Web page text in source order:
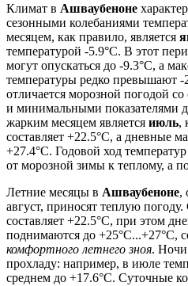
Климат в Ашваубеноне
сезонными колебаниями
месяцем, как правило, является
температурой -5.9°C. В этот
могут опускаться до -9.3°C, а
температуры редко превышают -
отличается морозной погодой
и минимальными показателями
жарким месяцем является июль,
составляет +22.5°C, а дневные
+27.4°C. Годовой ход
от морозной зимы к теплому, а
Летние месяцы в Ашваубеноне,
август, приносят теплую
составляет +22.5°C, при этом
поднимаются до +25°C...+27°C,
комфортного летнего зноя.
прохладу: например, в июле
среднем до +17.6°C. Суточные